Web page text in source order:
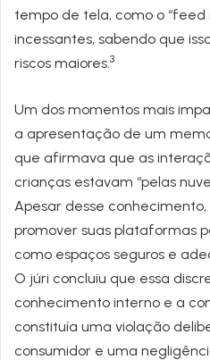
tempo de tela, como o
incessantes, sabendo que
riscos maiores. 3
Um dos momentos mais
a apresentação de um
que afirmava que as
crianças estavam “pelas
Apesar desse
promover suas plataformas
como espaços seguros e
O júri concluiu que essa
conhecimento interno e a
constituía uma violação
consumidor e uma